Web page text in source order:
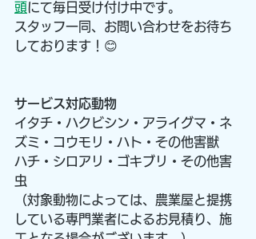
頭にて毎日受け付け中です。
スタッフ一同、お問い合わせをお待ち
しております！😊
サービス対応動物
イタチ・ハクビシン・アライグマ・ネ
ズミ・コウモリ・ハト・その他害獣
ハチ・シロアリ・ゴキブリ・その他害
虫
（対象動物によっては、農業屋と提携
している専門業者によるお見積り、施